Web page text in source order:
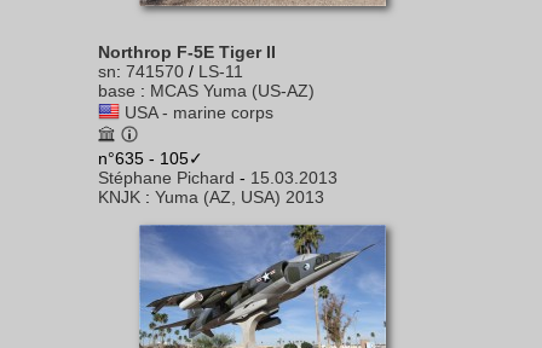
Northrop F-5E Tiger II
sn: 741570 / LS-11
base : MCAS Yuma (US-AZ)
USA - marine corps
n°635 - 105✓
Stéphane Pichard - 15.03.2013
KNJK : Yuma (AZ, USA) 2013